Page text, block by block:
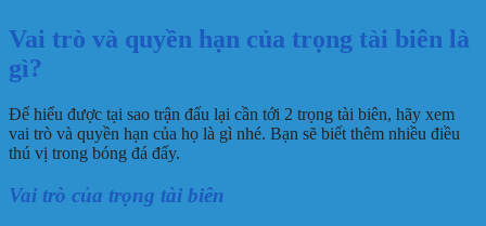
Vai trò và quyền hạn của trọng tài biên là
gì?
Để hiểu được tại sao trận đấu lại cần tới 2 trọng tài biên, hãy xem
vai trò và quyền hạn của họ là gì nhé. Bạn sẽ biết thêm nhiều điều
thú vị trong bóng đá đấy.
Vai trò của trọng tài biên